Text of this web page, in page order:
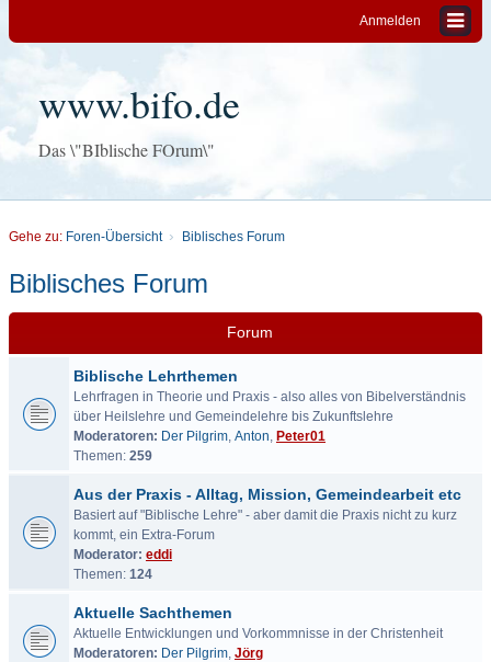
Anmelden
www.bifo.de
Das \"BIblische FOrum\"
Gehe zu: Foren-Übersicht Biblisches Forum
Biblisches Forum
Forum
Biblische Lehrthemen
Lehrfragen in Theorie und Praxis - also alles von Bibelverständnis
über Heilslehre und Gemeindelehre bis Zukunftslehre
Moderatoren: Der Pilgrim, Anton, Peter01
Themen: 259
Aus der Praxis - Alltag, Mission, Gemeindearbeit etc
Basiert auf "Biblische Lehre" - aber damit die Praxis nicht zu kurz
kommt, ein Extra-Forum
Moderator: eddi
Themen: 124
Aktuelle Sachthemen
Aktuelle Entwicklungen und Vorkommnisse in der Christenheit
Moderatoren: Der Pilgrim, Jörg